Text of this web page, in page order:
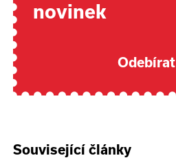
novinek
Odebírat
Související články